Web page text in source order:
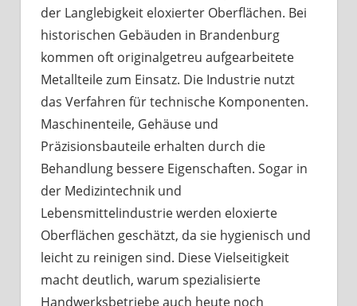
der Langlebigkeit eloxierter Oberflächen. Bei
historischen Gebäuden in Brandenburg
kommen oft originalgetreu aufgearbeitete
Metallteile zum Einsatz. Die Industrie nutzt
das Verfahren für technische Komponenten.
Maschinenteile, Gehäuse und
Präzisionsbauteile erhalten durch die
Behandlung bessere Eigenschaften. Sogar in
der Medizintechnik und
Lebensmittelindustrie werden eloxierte
Oberflächen geschätzt, da sie hygienisch und
leicht zu reinigen sind. Diese Vielseitigkeit
macht deutlich, warum spezialisierte
Handwerksbetriebe auch heute noch